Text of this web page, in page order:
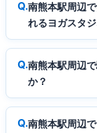
南熊本駅周辺
れるヨガスタ
南熊本駅周辺
か？
南熊本駅周辺